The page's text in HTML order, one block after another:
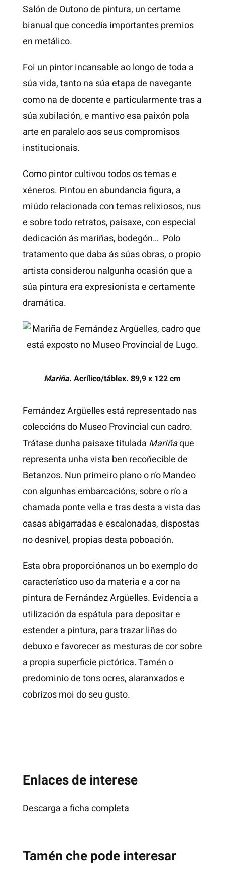
Salón de Outono de pintura, un certame
bianual que concedía importantes premios
en metálico.
Foi un pintor incansable ao longo de toda a
súa vida, tanto na súa etapa de navegante
como na de docente e particularmente tras a
súa xubilación, e mantivo esa paixón pola
arte en paralelo aos seus compromisos
institucionais.
Como pintor cultivou todos os temas e
xéneros. Pintou en abundancia figura, a
miúdo relacionada con temas relixiosos, nus
e sobre todo retratos, paisaxe, con especial
dedicación ás mariñas, bodegón… Polo
tratamento que daba ás súas obras, o propio
artista considerou nalgunha ocasión que a
súa pintura era expresionista e certamente
dramática.
Mariña. Acrílico/táblex. 89,9 x 122 cm
Fernández Argüelles está representado nas
coleccións do Museo Provincial cun cadro.
Trátase dunha paisaxe titulada Mariñaque
representa unha vista ben recoñecible de
Betanzos. Nun primeiro plano o río Mandeo
con algunhas embarcacións, sobre o río a
chamada ponte vella e tras desta a vista das
casas abigarradas e escalonadas, dispostas
no desnivel, propias desta poboación.
Esta obra proporciónanos un bo exemplo do
característico uso da materia e a cor na
pintura de Fernández Argüelles. Evidencia a
utilización da espátula para depositar e
estender a pintura, para trazar liñas do
debuxo e favorecer as mesturas de cor sobre
a propia superficie pictórica. Tamén o
predominio de tons ocres, alaranxados e
cobrizos moi do seu gusto.
Enlaces de interese
Descarga a ficha completa
Tamén che pode interesar